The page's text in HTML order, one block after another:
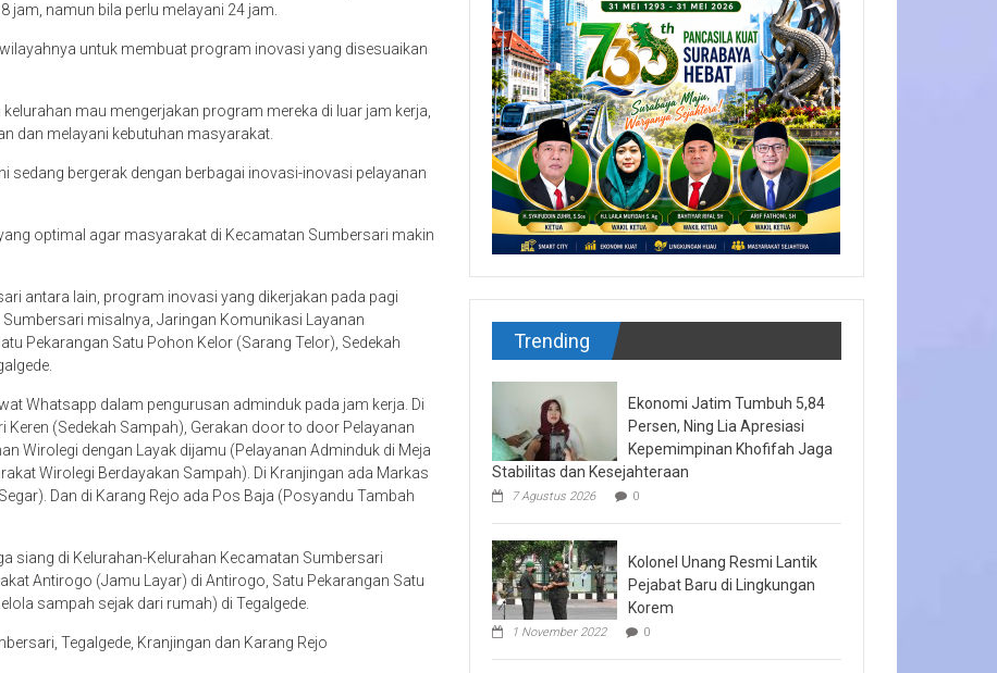
jam, namun bila perlu melayani 24 jam.
untuk membuat program inovasi yang disesuaikan
mau mengerjakan program mereka di luar jam kerja,
dan melayani kebutuhan masyarakat.
sedang bergerak dengan berbagai inovasi-inovasi pelayanan
optimal agar masyarakat di Kecamatan Sumbersari makin
antara lain, program inovasi yang dikerjakan pada pagi
misalnya, Jaringan Komunikasi Layanan
Pekarangan Satu Pohon Kelor (Sarang Telor), Sedekah
Whatsapp dalam pengurusan adminduk pada jam kerja. Di
(Sedekah Sampah), Gerakan door to door Pelayanan
Wirolegi dengan Layak dijamu (Pelayanan Adminduk di Meja
Wirolegi Berdayakan Sampah). Di Kranjingan ada Markas
Dan di Karang Rejo ada Pos Baja (Posyandu Tambah
siang di Kelurahan-Kelurahan Kecamatan Sumbersari
Antirogo (Jamu Layar) di Antirogo, Satu Pekarangan Satu
sampah sejak dari rumah) di Tegalgede.
Tegalgede, Kranjingan dan Karang Rejo
Trending
Ekonomi Jatim Tumbuh 5,84
Persen, Ning Lia Apresiasi
Kepemimpinan Khofifah Jaga
Stabilitas dan Kesejahteraan
7 Agustus 2026 0
Kolonel Unang Resmi Lantik
Pejabat Baru di Lingkungan
Korem
1 November 2022 0